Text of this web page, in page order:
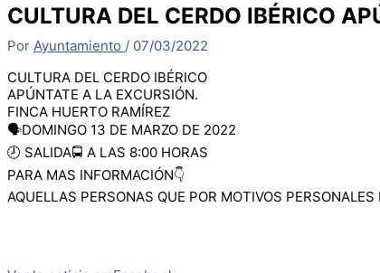
CULTURA DEL CERDO IBÉRICO
Por Ayuntamiento / 07/03/2022
CULTURA DEL CERDO IBÉRICO
APÚNTATE A LA EXCURSIÓN.
FINCA HUERTO RAMÍREZ
🗣️DOMINGO 13 DE MARZO DE 2022
🕗 SALIDA🚍 A LAS 8:00 HORAS
PARA MAS INFORMACIÓN👇
AQUELLAS PERSONAS QUE POR MOTIVOS